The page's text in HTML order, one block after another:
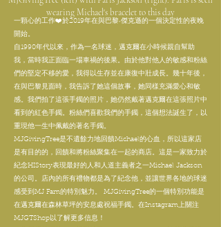
一顆心的工作❤️於2019年在與巴黎·傑克遜的一個決定性的夜晚
開始。
自1990年代以來，作為一名球迷，邁克爾在小時候親自幫助
我，當時我正面臨一場車禍的後果。由於他對他人的敏感和粉絲
們的堅定不移的愛，我得以生存並在康復中壯成長。幾十年後，
在與巴黎見面時，我告訴了她這個故事，她同樣充滿愛心和敏
感。我們拍了這張手鐲的照片，她仍然戴著邁克爾在這張照片中
看到的紅色手鐲。粉絲們喜歡我們的手鐲，這個想法誕生了，以
重現他一生中佩戴的著名手鐲。
MJGivingTree是不遺餘力地回饋Michael的心血，所以這家店
是有目的的，回饋和將粉絲聚集在一起的商店。這是一家致力於
紀念HIStory表現最好的人和人道主義者之一Michael Jackson
的公司。店內的所有禮物都是為了紀念他，並讓世界各地的球迷
感受到MJ Fam的特別魅力。 MJGivingTree的一個特別功能是
在邁克爾在森林草坪的安息處祝福手鐲。在Instagram上關注
MJGTShop以了解更多信息！
wearing Michael's bracelet to this day